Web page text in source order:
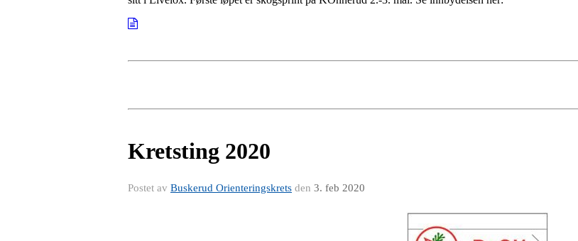
Kretsting 2020
Postet av Buskerud Orienteringskrets den 3. feb 2020